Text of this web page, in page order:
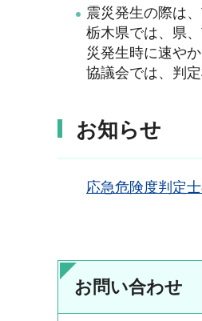
震災発生の際は
栃木県では、県
災発生時に速や
協議会では、判
お知らせ
応急危険度判定
お問い合わせ